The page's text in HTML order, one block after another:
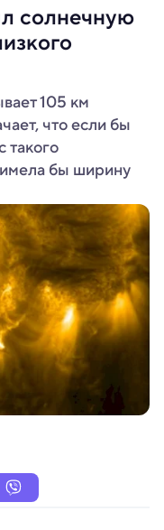
солнечную
105 км
что если бы
такого
имела бы ширину